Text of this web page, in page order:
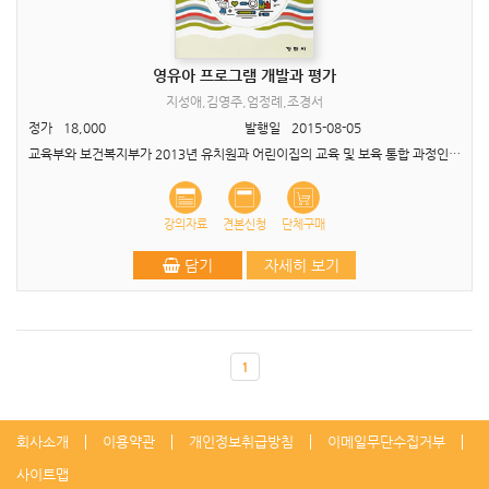
영유아 프로그램 개발과 평가
지성애,김영주,엄정례,조경서
정가
18,000 발행일
2015-08-05
교육부와 보건복지부가 2013년 유치원과 어린이집의 교육 및 보육 통합 과정인 ‘누리과정’을 발표한 이후, 영유아 교육과 보육 현장에서는 국가수준의 표준교육과정(누리과정)과 표준보육과정을 적용..
강의자료 견본신청 단체구매
담기 자세히 보기
1
회사소개 이용약관 개인정보취급방침
이메일무단수집거부
사이트맵